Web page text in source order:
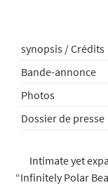
synopsis / Crédits
Bande-annonce
Photos
Dossier de presse
Intimate yet
“Infinitely Polar